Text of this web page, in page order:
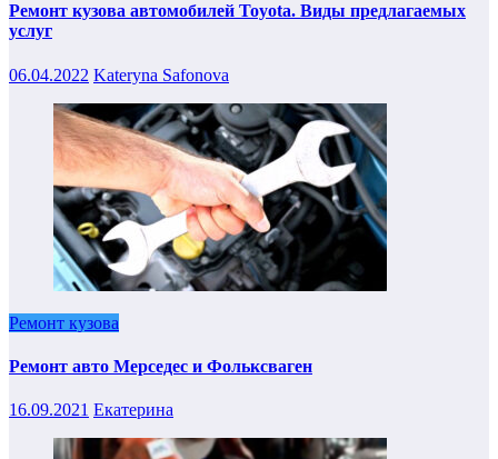
Ремонт кузова автомобилей Toyota. Виды предлагаемых
услуг
06.04.2022 Kateryna Safonova
Ремонт кузова
Ремонт авто Мерседес и Фольксваген
16.09.2021 Екатерина